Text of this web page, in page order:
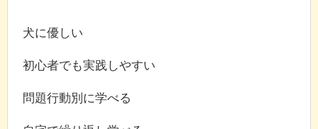
犬に優しい
初心者でも実践しやすい
問題行動別に学べる